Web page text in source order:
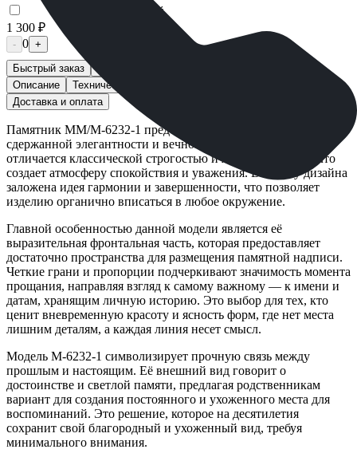
Щебень Мраморный
1 300 ₽
- 0 +
Быстрый заказ
Описание
Технические характеристики
Доставка и оплата
Памятник ММ/M-6232-1 представляет собой образец
сдержанной элегантности и вечной памяти. Его форма
отличается классической строгостью и ясностью линий, что
создает атмосферу спокойствия и уважения. В основу дизайна
заложена идея гармонии и завершенности, что позволяет
изделию органично вписаться в любое окружение.
Главной особенностью данной модели является её
выразительная фронтальная часть, которая предоставляет
достаточно пространства для размещения памятной надписи.
Четкие грани и пропорции подчеркивают значимость момента
прощания, направляя взгляд к самому важному — к имени и
датам, хранящим личную историю. Это выбор для тех, кто
ценит вневременную красоту и ясность форм, где нет места
лишним деталям, а каждая линия несет смысл.
Модель M-6232-1 символизирует прочную связь между
прошлым и настоящим. Её внешний вид говорит о
достоинстве и светлой памяти, предлагая родственникам
вариант для создания постоянного и ухоженного места для
воспоминаний. Это решение, которое на десятилетия
сохранит свой благородный и ухоженный вид, требуя
минимального внимания.